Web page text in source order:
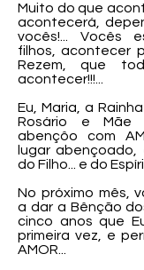
Muito do que
acontecerá,
vocês!... Vocês
filhos, acontecer
Rezem, que
acontecer!!!...
Eu, Maria, a
Rosário e Mãe
abençôo com
lugar abençoado,
do Filho... e do
No próximo mês,
a dar a Bênção
cinco anos que
primeira vez, e
AMOR...